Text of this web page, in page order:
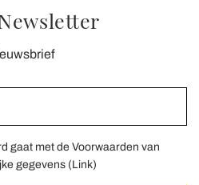
gaat met de Voorwaarden van
gegevens (Link)